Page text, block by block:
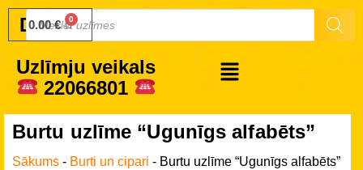
Druku.lv
0.00€
Uzlīmju veikals
22066801
Burtu uzlīme “Ugunīgs alfabēts”
Sākums - Burti un cipari - Burtu uzlīme “Ugunīgs alfabēts”